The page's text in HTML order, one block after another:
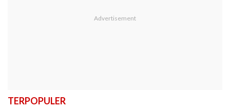
TERPOPULER